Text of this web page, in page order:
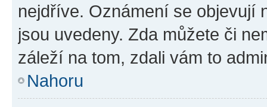
nejdříve. Oznámení se objevují
jsou uvedeny. Zda můžete či
záleží na tom, zdali vám to
Nahoru